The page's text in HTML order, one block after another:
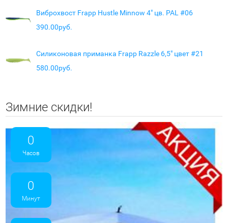
Виброхвост Frapp Hustle Minnow 4" цв. PAL #06
390.00руб.
Силиконовая приманка Frapp Razzle 6,5" цвет #21
580.00руб.
Зимние скидки!
0
Часов
0
Минут